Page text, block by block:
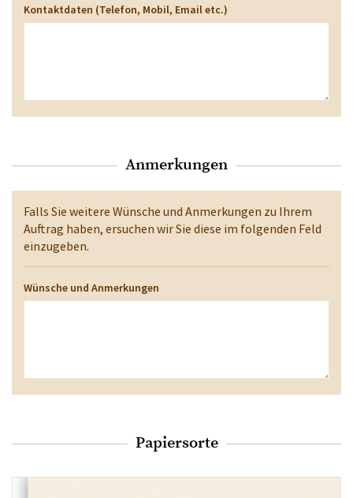
Kontaktdaten (Telefon, Mobil, Email etc.)
Anmerkungen
Falls Sie weitere Wünsche und Anmerkungen zu Ihrem
Auftrag haben, ersuchen wir Sie diese im folgenden Feld
einzugeben.
Wünsche und Anmerkungen
Papiersorte